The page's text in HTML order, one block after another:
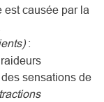
est causée par la
:
sensations de